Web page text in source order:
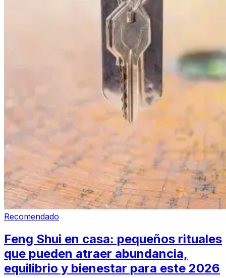
Recomendado
Feng Shui en casa: pequeños rituales
que pueden atraer abundancia,
equilibrio y bienestar para este 2026